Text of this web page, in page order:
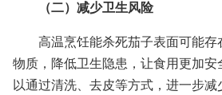
（二）减少卫生风险
高温烹饪能杀死茄子表面可能
物质，降低卫生隐患，让食用更加
以通过清洗、去皮等方式，进一步